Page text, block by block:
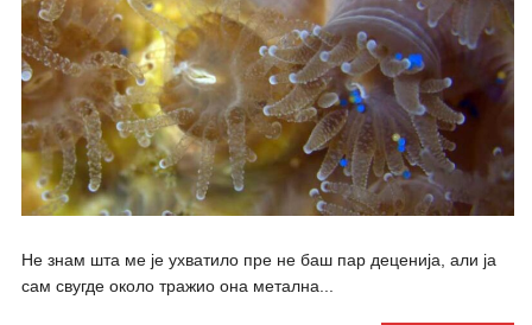
Не знам шта ме је ухватило пре не баш пар деценија, али ја
сам свугде около тражио она метална...